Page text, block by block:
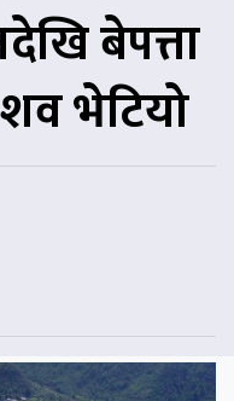
बेपत्ता
भेटियो